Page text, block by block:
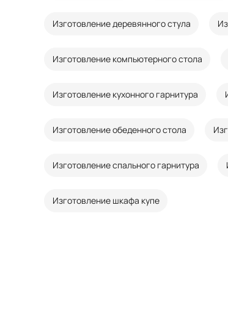
Изготовление деревянного стула
Изготовление компьютерного стола
Изготовление кухонного гарнитура
Изготовление обеденного стола
Изготовление спального гарнитура
Изготовление шкафа купе